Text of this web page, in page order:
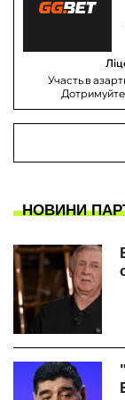
Участь в